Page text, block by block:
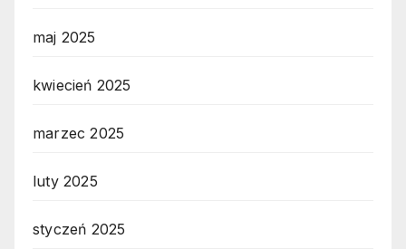
maj 2025
kwiecień 2025
marzec 2025
luty 2025
styczeń 2025